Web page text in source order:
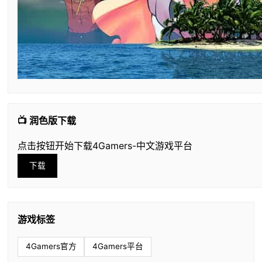
📺 润色版下载
点击按钮开始下载4Gamers-中文游戏平台
下载
游戏标签
4Gamers官方 4Gamers平台